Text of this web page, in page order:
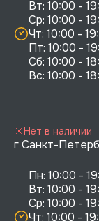
Вт: 10:00 -
Ср: 10:00 -
Чт: 10:00 -
Пт: 10:00 -
Сб: 10:00 -
г Санкт-
Пн: 10:00 -
Вт: 10:00 -
Ср: 10:00 -
Чт: 10:00 -
Нет в наличии